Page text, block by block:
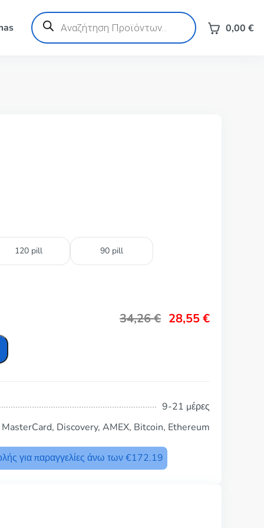
Products
search 0,00 €
120 pill 90 pill
34,26€ 28,55€
9-21 μέρες
Discovery, AMEX, Bitcoin, Ethereum
για παραγγελίες άνω των €172.19